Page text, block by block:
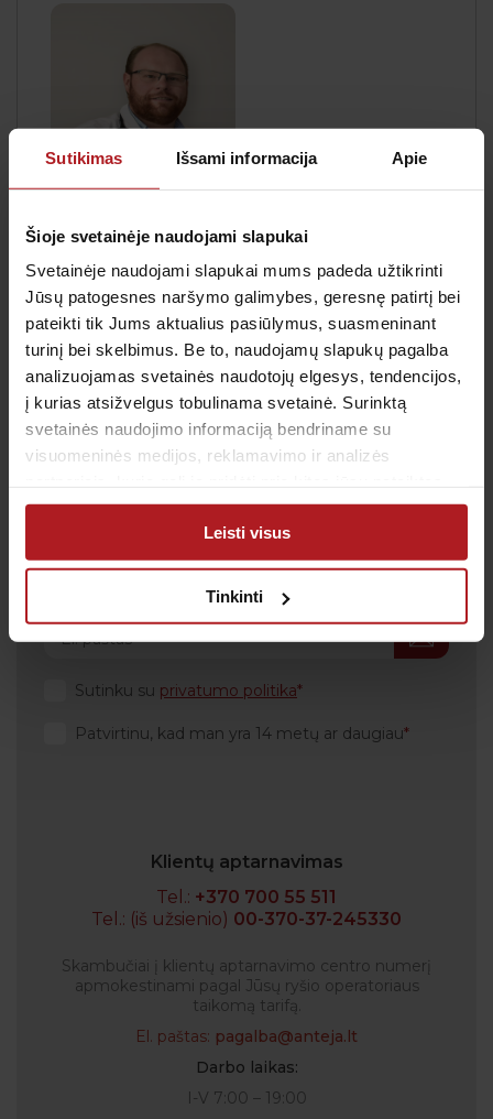
Sutikimas Išsami informacija Apie
Šioje svetainėje naudojami slapukai
Svetainėje naudojami slapukai mums padeda užtikrinti
Jūsų patogesnes naršymo galimybes, geresnę patirtį bei
pateikti tik Jums aktualius pasiūlymus, suasmeninant
turinį bei skelbimus. Be to, naudojamų slapukų pagalba
analizuojamas svetainės naudotojų elgesys, tendencijos,
į kurias atsižvelgus tobulinama svetainė. Surinktą
svetainės naudojimo informaciją bendriname su
visuomeninės medijos, reklamavimo ir analizės
arba naudojant paslaugas surinktos informacijos.
Leisti visus
Tinkinti
Gauk naujienas pirmas
Kas kiek laiko būtina profilaktiškai tikrintis sveikatą?
naujienlaiškį, kad svarbiausi priminimai į Jūsų pašto
dėžutę atkeliautų laiku. Sulauksite ne tik naudingos
informacijos kaip rūpintis savo sveikata, bet ir
Sutinku su privatumo politika
Patvirtinu, kad man yra 14 metų ar daugiau
Klientų aptarnavimas
Tel.: +370 700 55 511
Tel.: (iš užsienio) 00-370-37-245330
Skambučiai į klientų aptarnavimo centro numerį
apmokestinami pagal Jūsų ryšio operatoriaus
taikomą tarifą.
El. paštas: pagalba@anteja.lt
Darbo laikas:
I-V 7:00 – 19:00